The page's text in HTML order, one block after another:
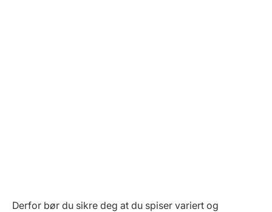
Derfor bør du sikre deg at du spiser variert og